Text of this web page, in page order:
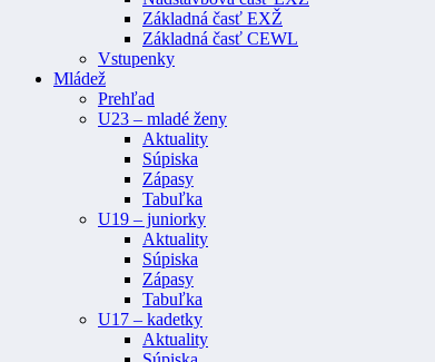
Základná časť EXŽ
Základná časť CEWL
Vstupenky
Mládež
Prehľad
U23 – mladé ženy
Aktuality
Súpiska
Zápasy
Tabuľka
U19 – juniorky
Aktuality
Súpiska
Zápasy
Tabuľka
U17 – kadetky
Aktuality